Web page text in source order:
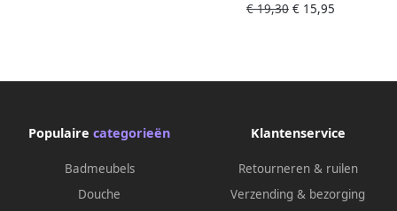
€ 19,30 € 15,95
Populaire categorieën
Badmeubels
Douche
Klantenservice
Retourneren & ruilen
Verzending & bezorging